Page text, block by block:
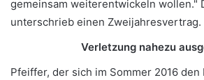
gemeinsam weiterentwickeln wollen."
unterschrieb einen Zweijahresvertrag.
Verletzung nahezu
Pfeiffer, der sich im Sommer 2016